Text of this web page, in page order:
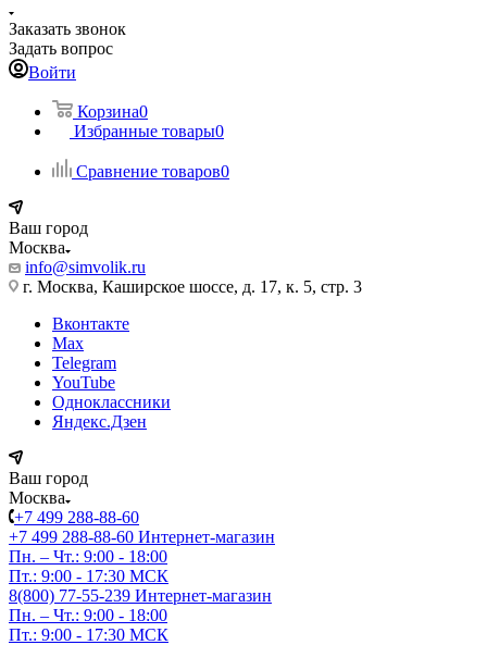
Заказать звонок
Задать вопрос
Войти
Корзина0
Избранные товары0
Сравнение товаров0
Ваш город
Москва
info@simvolik.ru
г. Москва, Каширское шоссе, д. 17, к. 5, стр. 3
Вконтакте
Max
Telegram
YouTube
Одноклассники
Яндекс.Дзен
Ваш город
Москва
+7 499 288-88-60
+7 499 288-88-60 Интернет-магазин
Пн. – Чт.: 9:00 - 18:00
Пт.: 9:00 - 17:30 МСК
8(800) 77-55-239 Интернет-магазин
Пн. – Чт.: 9:00 - 18:00
Пт.: 9:00 - 17:30 МСК